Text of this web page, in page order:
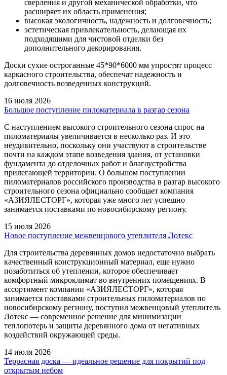
сверления и другой механической обработки, что
расширяет их область применения;
высокая экологичность, надежность и долговечность;
эстетическая привлекательность, делающая их
подходящими для чистовой отделки без
дополнительного декорирования.
Доски сухие остроганные 45*90*6000 мм упростят процесс
каркасного строительства, обеспечат надежность и
долговечность возведенных конструкций.
16 июля 2026
Большое поступление пиломатериала в разгар сезона
С наступлением высокого строительного сезона спрос на
пиломатериалы увеличивается в несколько раз. И это
неудивительно, поскольку они участвуют в строительстве
почти на каждом этапе возведения здания, от установки
фундамента до отделочных работ и благоустройства
прилегающей территории. О большом поступлении
пиломатериалов российского производства в разгар высокого
строительного сезона официально сообщает компания
«АЗИЯЛЕСТОРГ», которая уже много лет успешно
занимается поставками по новосибирскому региону.
15 июля 2026
Новое поступление межвенцового утеплителя Лотекс
Для строительства деревянных домов недостаточно выбрать
качественный конструкционный материал, еще нужно
позаботиться об утеплении, которое обеспечивает
комфортный микроклимат во внутренних помещениях. В
ассортимент компании «АЗИЯЛЕСТОРГ», которая
занимается поставками строительных пиломатериалов по
новосибирскому региону, поступил межвенцовый утеплитель
Лотекс — современное решение для минимизации
теплопотерь и защиты деревянного дома от негативных
воздействий окружающей среды.
14 июля 2026
Террасная доска — идеальное решение для покрытий под
открытым небом